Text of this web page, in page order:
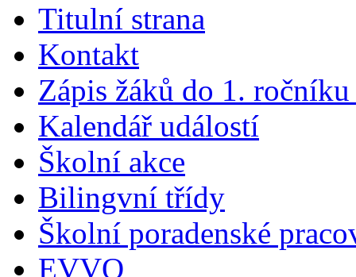
Titulní strana
Kontakt
Zápis žáků do 1.
Kalendář událostí
Školní akce
Bilingvní třídy
Školní poradenské
EVVO